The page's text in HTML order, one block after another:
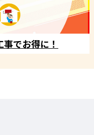
でお得に！